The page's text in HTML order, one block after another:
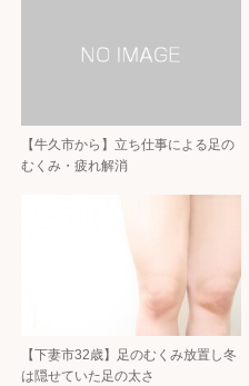
【牛久市から】立ち仕事による足の
むくみ・疲れ解消
【下妻市32歳】足のむくみ放置し冬
は隠せていた足の太さ